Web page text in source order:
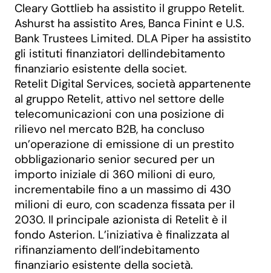
Cleary Gottlieb ha assistito il gruppo Retelit.
Ashurst ha assistito Ares, Banca Finint e U.S.
Bank Trustees Limited. DLA Piper ha assistito
gli istituti finanziatori dellindebitamento
finanziario esistente della societ.
Retelit Digital Services, società appartenente
al gruppo Retelit, attivo nel settore delle
telecomunicazioni con una posizione di
rilievo nel mercato B2B, ha concluso
un’operazione di emissione di un prestito
obbligazionario senior secured per un
importo iniziale di 360 milioni di euro,
incrementabile fino a un massimo di 430
milioni di euro, con scadenza fissata per il
2030. Il principale azionista di Retelit è il
fondo Asterion. L’iniziativa è finalizzata al
rifinanziamento dell’indebitamento
finanziario esistente della società.